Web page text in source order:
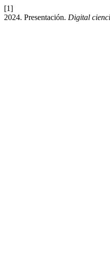
[1]
2024. Presentación. Digital